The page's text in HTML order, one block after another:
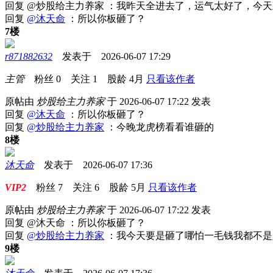
回复 @炒股给主力养家 ：我昨天全进去了，运气太好了，今
回复 @沐天命 ：所以你板砸了？
7楼
r871882632 发表于 2026-06-07 17:29
主管粉丝 0 关注 1 股龄 4月 只看该作者
原帖由 炒股给主力养家于 2026-06-07 17:22 发表
回复 @沐天命 ：所以你板砸了？
回复 @炒股给主力养家 ：今晚龙虎榜看看谁砸的
8楼
沐天命发表于 2026-06-07 17:36
VIP2 粉丝 7 关注 6 股龄 5月 只看该作者
原帖由 炒股给主力养家于 2026-06-07 17:22 发表
回复 @沐天命 ：所以你板砸了？
回复 @炒股给主力养家 ：我今天要是砸了哪怕一毛钱我都不是
9楼